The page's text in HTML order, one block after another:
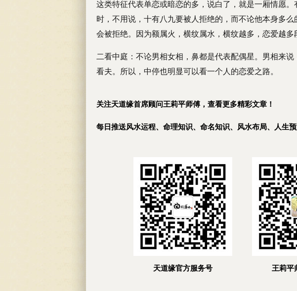
这类特征代表单恋或暗恋的多，说白了，就是一厢情愿。
时，不用说，十有八九要被人拒绝的，而不论他本身多
会被拒绝。因为额属火，横纹属水，横纹越多，恋爱越多
二看中庭：不论男相女相，鼻都是代表配偶星。男相来
看夫。所以，中停也明显可以看一个人的恋爱之路。
关注天道缘首席顾问王莉平师傅，查看更多精彩文章！
每日推送风水运程、命理知识、命名知识、风水布局、人生预
天道缘官方服务号 王莉平